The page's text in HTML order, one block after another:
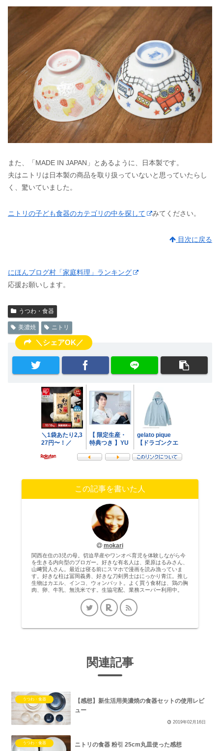
また、「MADE IN JAPAN」とあるように、日本製です。
夫はニトリは日本製の商品を取り扱っていないと思っていたらし
く、驚いていました。
ニトリの子ども食器のカテゴリの中を探して みてください。
目次に戻る
にほんブログ村「家庭料理」ランキング
応援お願いします。
うつわ・食器
美濃焼 ニトリ
＼シェアOK／
この記事を書いた人
mokari
関西在住の3児の母。切迫早産やワンオペ育児を体験しながら今
を生きる内向型のブロガー。好きな有名人は、栗原はるみさん、
山﨑賢人さん。最近は寝る前にスマホで漫画を読み漁っていま
す。好きな柱は冨岡義勇、好きな刀剣男士はにっかり青江。推し
生物はカエル、インコ、ウォンバット。よく買う食材は、鶏の胸
肉、卵、牛乳、無洗米です。生協宅配、業務スーパー利用中。
関連記事
うつわ・食器
【感想】新生活用美濃焼の食器セットの使用レビ
ュー
2019年02月16日
うつわ・食器 ニトリの食器 粉引 25cm丸皿使った感想